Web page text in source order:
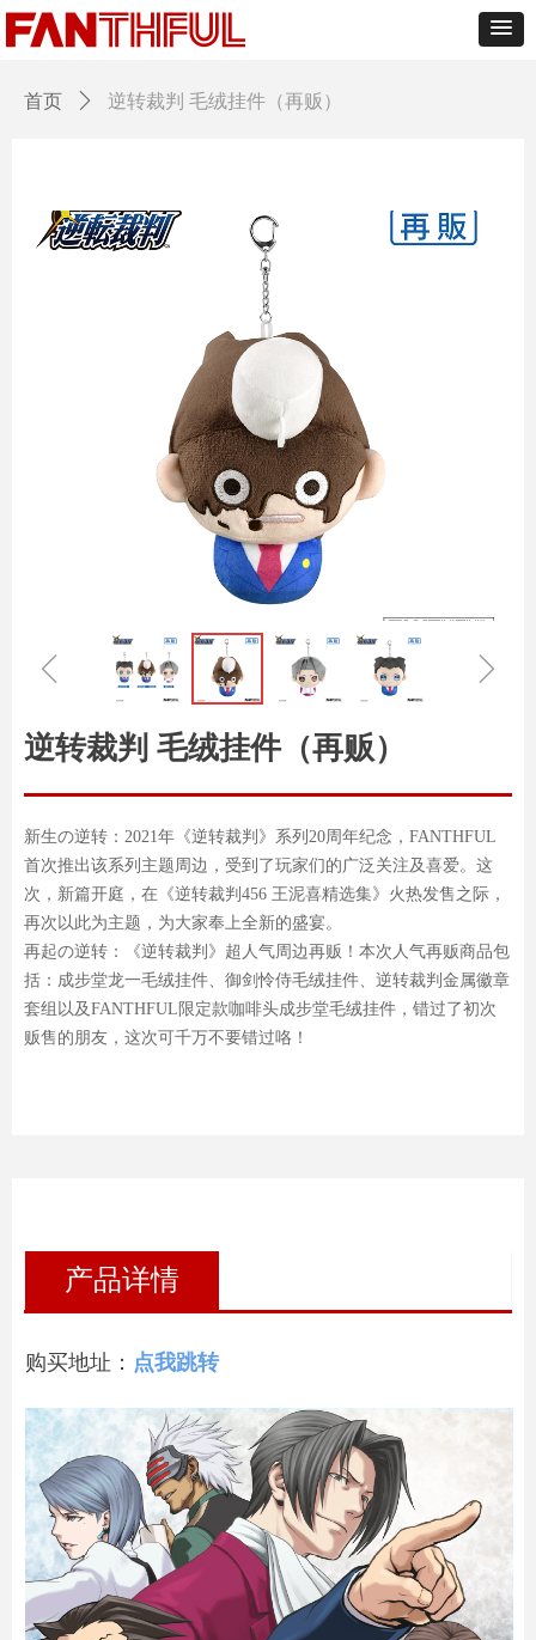
首页 ꄲ 逆转裁判 毛绒挂件（再贩）
ꁆ ꁇ
逆转裁判 毛绒挂件（再贩）
新生の逆转：2021年《逆转裁判》系列20周年纪念，FANTHFUL
首次推出该系列主题周边，受到了玩家们的广泛关注及喜爱。这
次，新篇开庭，在《逆转裁判456 王泥喜精选集》火热发售之际，
再次以此为主题，为大家奉上全新的盛宴。
再起の逆转：《逆转裁判》超人气周边再贩！本次人气再贩商品包
括：成步堂龙一毛绒挂件、御剑怜侍毛绒挂件、逆转裁判金属徽章
套组以及FANTHFUL限定款咖啡头成步堂毛绒挂件，错过了初次
贩售的朋友，这次可千万不要错过咯！
产品详情
购买地址： 点我跳转